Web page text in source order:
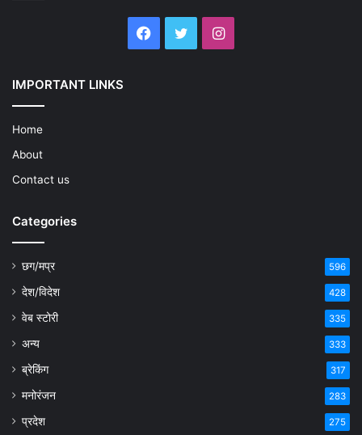
Facebook
TwitterInstagram
IMPORTANT LINKS
Home
About
Contact us
Categories
छग/मप्र 596
देश/विदेश 428
वेब स्टोरी 335
अन्य 333
ब्रेकिंग 317
मनोरंजन 283
प्रदेश 275